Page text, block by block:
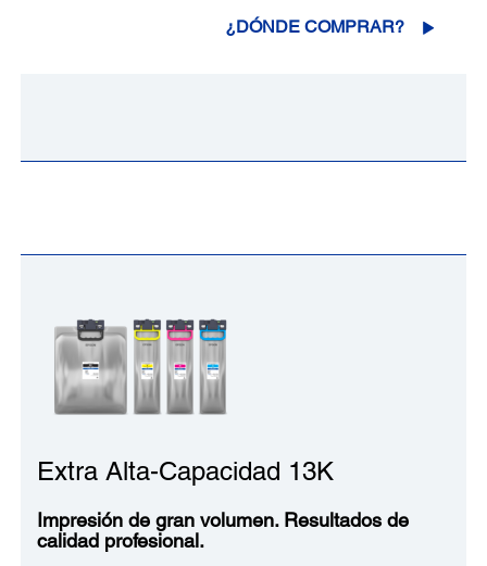
¿DÓNDE COMPRAR?
Extra Alta-Capacidad 13K
Impresión de gran volumen. Resultados de
calidad profesional.